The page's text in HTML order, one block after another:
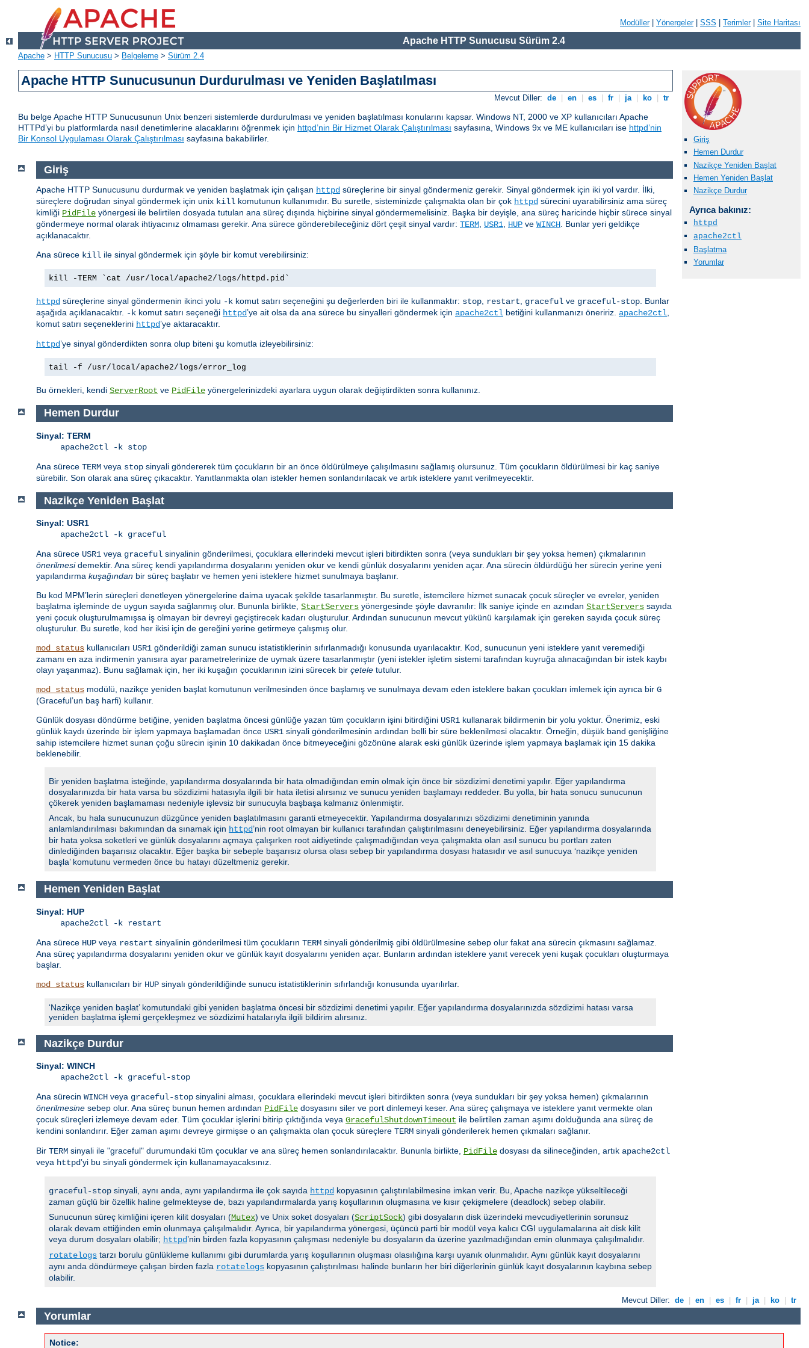
Modüller| Yönergeler| SSS Terimler| Site Haritası
Apache HTTP Sunucusu Sürüm 2.4
Apache > HTTP Sunucusu > Belgeleme > Sürüm 2.4
Apache HTTP Sunucusunun Durdurulması ve Yeniden Başlatılması
Mevcut Diller: de en es fr ja ko tr
Bu belge Apache HTTP Sunucusunun Unix benzeri sistemlerde durdurulması ve yeniden başlatılması konularını kapsar. Windows NT, 2000 ve XP kullanıcıları Apache
HTTPd’yi bu platformlarda nasıl denetimlerine alacaklarını öğrenmek için httpd’nin Bir Hizmet Olarak Çalıştırılması sayfasına, Windows 9x ve ME kullanıcıları ise httpd’nin
Bir Konsol Uygulaması Olarak Çalıştırılması sayfasına bakabilirler.
Giriş
Hemen Durdur
Nazikçe Yeniden Başlat
Hemen Yeniden Başlat
Nazikçe Durdur
Ayrıca bakınız:
httpd
apache2ctl
Başlatma
Yorumlar
Giriş
Apache HTTP Sunucusunu durdurmak ve yeniden başlatmak için çalışan httpd süreçlerine bir sinyal göndermeniz gerekir. Sinyal göndermek için iki yol vardır. İlki,
süreçlere doğrudan sinyal göndermek için unix kill komutunun kullanımıdır. Bu suretle, sisteminizde çalışmakta olan bir çok httpd sürecini uyarabilirsiniz ama süreç
kimliği PidFile yönergesi ile belirtilen dosyada tutulan ana süreç dışında hiçbirine sinyal göndermemelisiniz. Başka bir deyişle, ana süreç haricinde hiçbir sürece sinyal
göndermeye normal olarak ihtiyacınız olmaması gerekir. Ana sürece gönderebileceğiniz dört çeşit sinyal vardır: TERM USR1 HUP ve WINCH . Bunlar yeri geldikçe
açıklanacaktır.
Ana sürece kill ile sinyal göndermek için şöyle bir komut verebilirsiniz:
kill -TERM `cat /usr/local/apache2/logs/httpd.pid`
httpd süreçlerine sinyal göndermenin ikinci yolu -k komut satırı seçeneğini şu değerlerden biri ile kullanmaktır: stop restart graceful ve graceful-stop . Bunlar
aşağıda açıklanacaktır. -k komut satırı seçeneği httpd’ye ait olsa da ana sürece bu sinyalleri göndermek için apache2ctl betiğini kullanmanızı öneririz. apache2ctl
komut satırı seçeneklerini httpd’ye aktaracaktır.
httpd’ye sinyal gönderdikten sonra olup biteni şu komutla izleyebilirsiniz:
tail -f /usr/local/apache2/logs/error_log
Bu örnekleri, kendi ServerRoot ve PidFile yönergelerinizdeki ayarlara uygun olarak değiştirdikten sonra kullanınız.
Hemen Durdur
Sinyal: TERM
apache2ctl -k stop
Ana sürece TERM veya stop sinyali göndererek tüm çocukların bir an önce öldürülmeye çalışılmasını sağlamış olursunuz. Tüm çocukların öldürülmesi bir kaç saniye
sürebilir. Son olarak ana süreç çıkacaktır. Yanıtlanmakta olan istekler hemen sonlandırılacak ve artık isteklere yanıt verilmeyecektir.
Nazikçe Yeniden Başlat
Sinyal: USR1
apache2ctl -k graceful
Ana sürece USR1 veya graceful sinyalinin gönderilmesi, çocuklara ellerindeki mevcut işleri bitirdikten sonra (veya sundukları bir şey yoksa hemen) çıkmalarının
önerilmesidemektir. Ana süreç kendi yapılandırma dosyalarını yeniden okur ve kendi günlük dosyalarını yeniden açar. Ana sürecin öldürdüğü her sürecin yerine yeni
yapılandırma kuşağından bir süreç başlatır ve hemen yeni isteklere hizmet sunulmaya başlanır.
Bu kod MPM’lerin süreçleri denetleyen yönergelerine daima uyacak şekilde tasarlanmıştır. Bu suretle, istemcilere hizmet sunacak çocuk süreçler ve evreler, yeniden
başlatma işleminde de uygun sayıda sağlanmış olur. Bununla birlikte, StartServers yönergesinde şöyle davranılır: İlk saniye içinde en azından StartServers sayıda
yeni çocuk oluşturulmamışsa iş olmayan bir devreyi geçiştirecek kadarı oluşturulur. Ardından sunucunun mevcut yükünü karşılamak için gereken sayıda çocuk süreç
oluşturulur. Bu suretle, kod her ikisi için de gereğini yerine getirmeye çalışmış olur.
mod_status kullanıcıları USR1 gönderildiği zaman sunucu istatistiklerinin sıfırlanmadığı konusunda uyarılacaktır. Kod, sunucunun yeni isteklere yanıt veremediği
zamanı en aza indirmenin yanısıra ayar parametrelerinize de uymak üzere tasarlanmıştır (yeni istekler işletim sistemi tarafından kuyruğa alınacağından bir istek kaybı
olayı yaşanmaz). Bunu sağlamak için, her iki kuşağın çocuklarının izini sürecek bir çetele tutulur.
mod_status modülü, nazikçe yeniden başlat komutunun verilmesinden önce başlamış ve sunulmaya devam eden isteklere bakan çocukları imlemek için ayrıca bir G
(Graceful’un baş harfi) kullanır.
Günlük dosyası döndürme betiğine, yeniden başlatma öncesi günlüğe yazan tüm çocukların işini bitirdiğini USR1 kullanarak bildirmenin bir yolu yoktur. Önerimiz, eski
günlük kaydı üzerinde bir işlem yapmaya başlamadan önce USR1 sinyali gönderilmesinin ardından belli bir süre beklenilmesi olacaktır. Örneğin, düşük band genişliğine
sahip istemcilere hizmet sunan çoğu sürecin işinin 10 dakikadan önce bitmeyeceğini gözönüne alarak eski günlük üzerinde işlem yapmaya başlamak için 15 dakika
beklenebilir.
Bir yeniden başlatma isteğinde, yapılandırma dosyalarında bir hata olmadığından emin olmak için önce bir sözdizimi denetimi yapılır. Eğer yapılandırma
dosyalarınızda bir hata varsa bu sözdizimi hatasıyla ilgili bir hata iletisi alırsınız ve sunucu yeniden başlamayı reddeder. Bu yolla, bir hata sonucu sunucunun
çökerek yeniden başlamaması nedeniyle işlevsiz bir sunucuyla başbaşa kalmanız önlenmiştir.
Ancak, bu hala sunucunuzun düzgünce yeniden başlatılmasını garanti etmeyecektir. Yapılandırma dosyalarınızı sözdizimi denetiminin yanında
anlamlandırılması bakımından da sınamak için httpd’nin root olmayan bir kullanıcı tarafından çalıştırılmasını deneyebilirsiniz. Eğer yapılandırma dosyalarında
bir hata yoksa soketleri ve günlük dosyalarını açmaya çalışırken root aidiyetinde çalışmadığından veya çalışmakta olan asıl sunucu bu portları zaten
dinlediğinden başarısız olacaktır. Eğer başka bir sebeple başarısız olursa olası sebep bir yapılandırma dosyası hatasıdır ve asıl sunucuya ‘nazikçe yeniden
başla’ komutunu vermeden önce bu hatayı düzeltmeniz gerekir.
Hemen Yeniden Başlat
Sinyal: HUP
apache2ctl -k restart
Ana sürece HUP veya restart sinyalinin gönderilmesi tüm çocukların TERM sinyali gönderilmiş gibi öldürülmesine sebep olur fakat ana sürecin çıkmasını sağlamaz.
Ana süreç yapılandırma dosyalarını yeniden okur ve günlük kayıt dosyalarını yeniden açar. Bunların ardından isteklere yanıt verecek yeni kuşak çocukları oluşturmaya
başlar.
mod_status kullanıcıları bir HUP sinyalı gönderildiğinde sunucu istatistiklerinin sıfırlandığı konusunda uyarılırlar.
‘Nazikçe yeniden başlat’ komutundaki gibi yeniden başlatma öncesi bir sözdizimi denetimi yapılır. Eğer yapılandırma dosyalarınızda sözdizimi hatası varsa
yeniden başlatma işlemi gerçekleşmez ve sözdizimi hatalarıyla ilgili bildirim alırsınız.
Nazikçe Durdur
Sinyal: WINCH
apache2ctl -k graceful-stop
Ana sürecin WINCH veya graceful-stop sinyalini alması, çocuklara ellerindeki mevcut işleri bitirdikten sonra (veya sundukları bir şey yoksa hemen) çıkmalarının
önerilmesine sebep olur. Ana süreç bunun hemen ardından PidFile dosyasını siler ve port dinlemeyi keser. Ana süreç çalışmaya ve isteklere yanıt vermekte olan
çocuk süreçleri izlemeye devam eder. Tüm çocuklar işlerini bitirip çıktığında veya GracefulShutdownTimeout ile belirtilen zaman aşımı dolduğunda ana süreç de
kendini sonlandırır. Eğer zaman aşımı devreye girmişse o an çalışmakta olan çocuk süreçlere TERM sinyali gönderilerek hemen çıkmaları sağlanır.
Bir TERM sinyali ile "graceful" durumundaki tüm çocuklar ve ana süreç hemen sonlandırılacaktır. Bununla birlikte, PidFile dosyası da silineceğinden, artık apache2ctl
veya httpd’yi bu sinyali göndermek için kullanamayacaksınız.
graceful-stop sinyali, aynı anda, aynı yapılandırma ile çok sayıda httpd kopyasının çalıştırılabilmesine imkan verir. Bu, Apache nazikçe yükseltileceği
zaman güçlü bir özellik haline gelmekteyse de, bazı yapılandırmalarda yarış koşullarının oluşmasına ve kısır çekişmelere (deadlock) sebep olabilir.
Sunucunun süreç kimliğini içeren kilit dosyaları (Mutex) ve Unix soket dosyaları (ScriptSock) gibi dosyaların disk üzerindeki mevcudiyetlerinin sorunsuz
olarak devam ettiğinden emin olunmaya çalışılmalıdır. Ayrıca, bir yapılandırma yönergesi, üçüncü parti bir modül veya kalıcı CGI uygulamalarına ait disk kilit
veya durum dosyaları olabilir; httpd’nin birden fazla kopyasının çalışması nedeniyle bu dosyaların da üzerine yazılmadığından emin olunmaya çalışılmalıdır.
rotatelogs tarzı borulu günlükleme kullanımı gibi durumlarda yarış koşullarının oluşması olasılığına karşı uyanık olunmalıdır. Aynı günlük kayıt dosyalarını
aynı anda döndürmeye çalışan birden fazla rotatelogs kopyasının çalıştırılması halinde bunların her biri diğerlerinin günlük kayıt dosyalarının kaybına sebep
olabilir.
Mevcut Diller: de en es fr ja ko tr
Yorumlar
Notice: